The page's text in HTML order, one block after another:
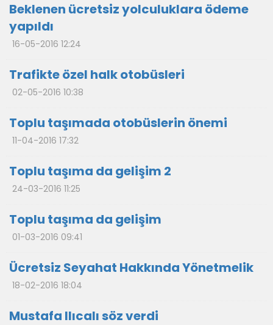
Beklenen ücretsiz yolculuklara ödeme
yapıldı
16-05-2016 12:24
Trafikte özel halk otobüsleri
02-05-2016 10:38
Toplu taşımada otobüslerin önemi
11-04-2016 17:32
Toplu taşıma da gelişim 2
24-03-2016 11:25
Toplu taşıma da gelişim
01-03-2016 09:41
Ücretsiz Seyahat Hakkında Yönetmelik
18-02-2016 18:04
Mustafa Ilıcalı söz verdi